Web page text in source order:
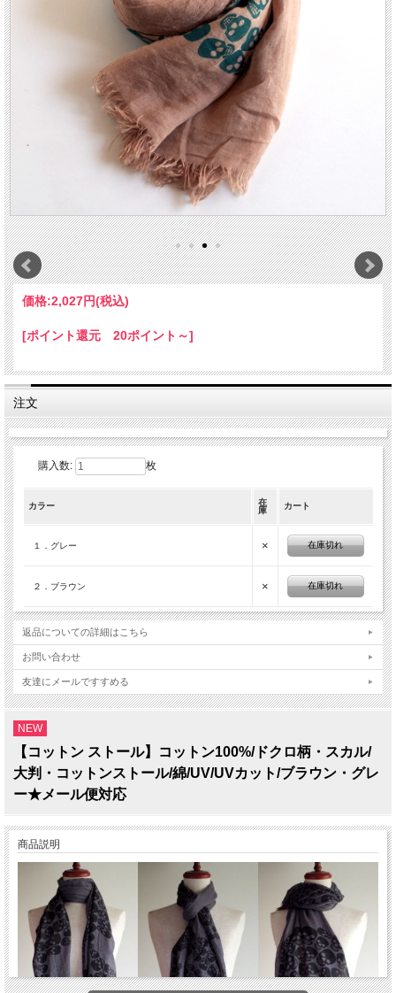
価格:2,027円(税込)
[ポイント還元 20ポイント～]
注文
購入数: 枚
カラー
在
庫
カート
１．グレー × 在庫切れ
２．ブラウン × 在庫切れ
返品についての詳細はこちら
お問い合わせ
友達にメールですすめる
NEW
【コットン ストール】コットン100%/ドクロ柄・スカル/
大判・コットンストール/綿/UV/UVカット/ブラウン・グレ
ー★メール便対応
商品説明